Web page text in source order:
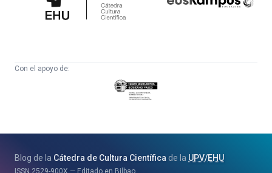
Científica
Con el apoyo de:
Eusko
Jaurlaritza
eta
Blog de la Cátedra de Cultura Científica de la UPV/EHU
ISSN 2529-900X Editado en Bilbao